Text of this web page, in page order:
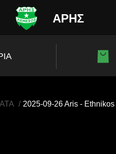
ΑΡΗΣ
2025-09-26 Aris -